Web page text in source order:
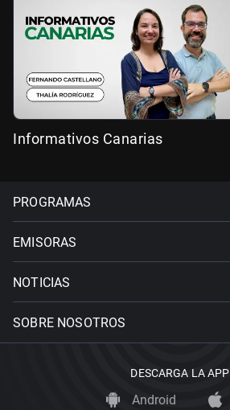
Informativos Canarias
PROGRAMAS
EMISORAS
NOTICIAS
SOBRE NOSOTROS
DESCARGA LA APP
Android